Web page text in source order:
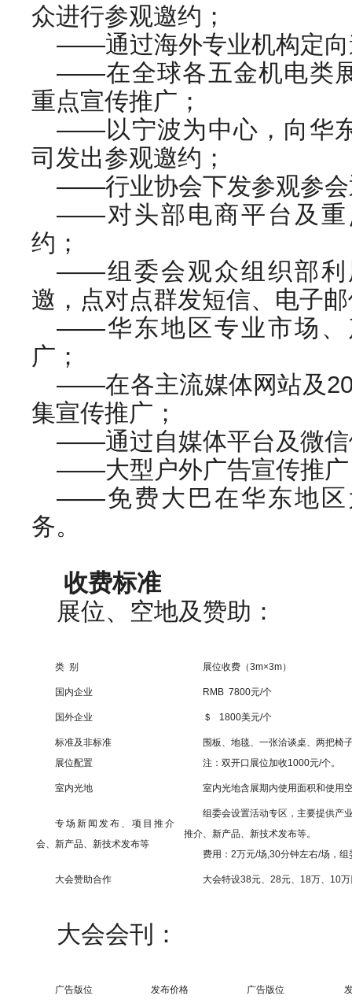
众进行参观邀约；
——通过海外专业机构定向
——在全球各五金机电类
重点宣传推广；
——以宁波为中心，向华
司发出参观邀约；
——行业协会下发参观参会
——对头部电商平台及重
约；
——组委会观众组织部利
邀，点对点群发短信、电子
——华东地区专业市场、
广；
——在各主流媒体网站及
集宣传推广；
——通过自媒体平台及微信
——大型户外广告宣传推
——免费大巴在华东地区
务。
收费标准
展位、空地及赞助：
类 别 展位收费（3m×3m）
国内企业 RMB 7800元/个
国外企业 ＄ 1800美元/个
标准及非标准
展位配置
围板、地毯、一张洽谈桌、两把椅
注：双开口展位加收1000元/个。
室内光地 室内光地含展期内使用面积和使用
专场新闻发布、项目推介
会、新产品、新技术发布等
组委会设置活动专区，主要提供产
推介、新产品、新技术发布等。
费用：2万元/场,30分钟左右/场，
大会赞助合作 大会特设38元、28元、18万、10
大会会刊：
广告版位 发布价格 广告版位